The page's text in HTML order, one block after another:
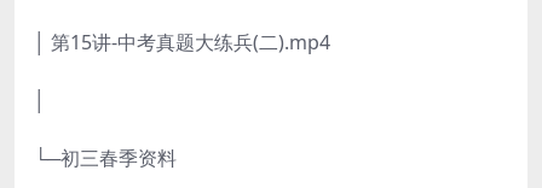
│ 第15讲-中考真题大练兵(二).mp4
└─初三春季资料